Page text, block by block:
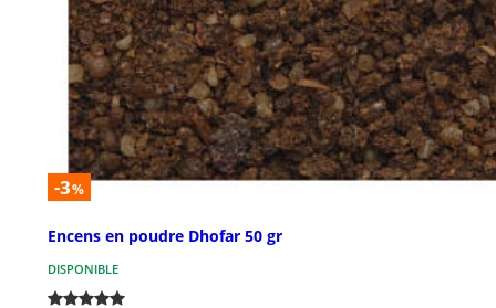
-3%
Encens en poudre Dhofar 50 gr
DISPONIBLE